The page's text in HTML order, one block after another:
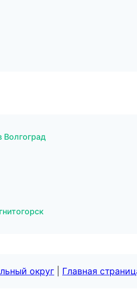
Волгоград
округ Главная